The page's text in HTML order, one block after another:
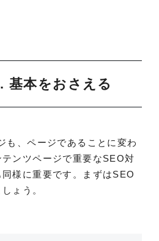
基本をおさえる
も、ページであることに変わ
ンツページで重要なSEO対
様に重要です。まずはSEO
ょう。